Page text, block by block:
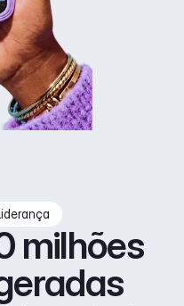
milhões